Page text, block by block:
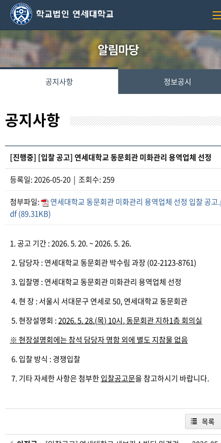
공지사항 정보공시
공지사항
[진행중] [입찰 공고] 연세대학교 동문회관 미화관리 용역업체 선정
등록일: 2026-05-20 | 조회수: 259
첨부파일:
연세대학교 동문회관 미화관리 용역업체 선정 입찰 공고
df (89.31KB)
1. 공고 기간 : 2026. 5. 20. ~ 2026. 5. 26.
2. 담당자 : 연세대학교 동문회관 박수림 과장 (02-2123-8761)
3. 입찰명 : 연세대학교 동문회관 미화관리 용역업체 선정
4. 현 장 : 서울시 서대문구 연세로 50, 연세대학교 동문회관
5. 현장설명회 :2026. 5. 28.(목) 10시,동문회관 지하1층 회의실
※ 현장설명회에는 참석 담당자 명함 외에 별도 지참물 없음
6. 입찰 방식 : 경쟁입찰
7. 기타 자세한 사항은 첨부한입찰공고문을 참고하시기 바랍니다.
목록